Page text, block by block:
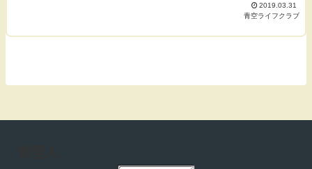
2019.03.31
青空ライフクラブ